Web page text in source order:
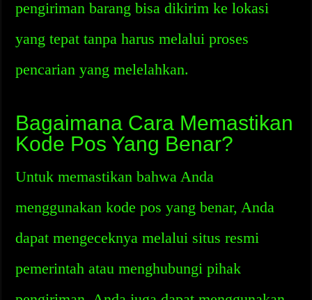
pengiriman barang bisa dikirim ke lokasi
yang tepat tanpa harus melalui proses
pencarian yang melelahkan.
Bagaimana Cara Memastikan
Kode Pos Yang Benar?
Untuk memastikan bahwa Anda
menggunakan kode pos yang benar, Anda
dapat mengeceknya melalui situs resmi
pemerintah atau menghubungi pihak